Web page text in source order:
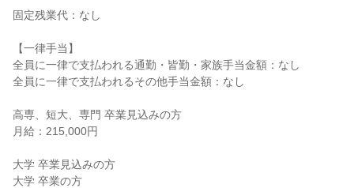
固定残業代：なし
【一律手当】
全員に一律で支払われる通勤・皆勤・家族手当金額：なし
全員に一律で支払われるその他手当金額：なし
高専、短大、専門 卒業見込みの方
月給：215,000円
大学 卒業見込みの方
大学 卒業の方